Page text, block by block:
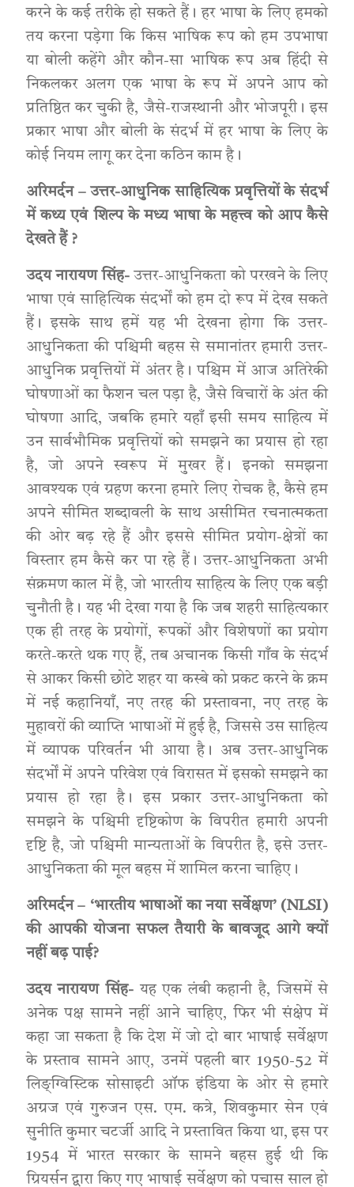
करने के कई तरीके हो सकते हैं। हर भाषा के लिए हमको
तय करना पड़ेगा कि किस भाषिक रूप को हम उपभाषा
या बोली कहेंगे और कौन-सा भाषिक रूप अब हिंदी से
निकलकर अलग एक भाषा के रूप में अपने आप को
प्रतिष्ठित कर चुकी है, जैसे-राजस्थानी और भोजपूरी। इस
प्रकार भाषा और बोली के संदर्भ में हर भाषा के लिए के
कोई नियम लागू कर देना कठिन काम है।
अरिमर्दन – उत्तर-आधुनिक साहित्यिक प्रवृत्तियों के संदर्भ
में कथ्य एवं शिल्प के मध्य भाषा के महत्त्व को आप कैसे
देखते हैं ?
उदय नारायण सिंह- उत्तर-आधुनिकता को परखने के लिए
भाषा एवं साहित्यिक संदर्भों को हम दो रूप में देख सकते
हैं। इसके साथ हमें यह भी देखना होगा कि उत्तर-
आधुनिकता की पश्चिमी बहस से समानांतर हमारी उत्तर-
आधुनिक प्रवृत्तियों में अंतर है। पश्चिम में आज अतिरेकी
घोषणाओं का फैशन चल पड़ा है, जैसे विचारों के अंत की
घोषणा आदि, जबकि हमारे यहाँ इसी समय साहित्य में
उन सार्वभौमिक प्रवृत्तियों को समझने का प्रयास हो रहा
है, जो अपने स्वरूप में मुखर हैं। इनको समझना
आवश्यक एवं ग्रहण करना हमारे लिए रोचक है, कैसे हम
अपने सीमित शब्दावली के साथ असीमित रचनात्मकता
की ओर बढ़ रहे हैं और इससे सीमित प्रयोग-क्षेत्रों का
विस्तार हम कैसे कर पा रहे हैं। उत्तर-आधुनिकता अभी
संक्रमण काल में है, जो भारतीय साहित्य के लिए एक बड़ी
चुनौती है। यह भी देखा गया है कि जब शहरी साहित्यकार
एक ही तरह के प्रयोगों, रूपकों और विशेषणों का प्रयोग
करते-करते थक गए हैं, तब अचानक किसी गाँव के संदर्भ
से आकर किसी छोटे शहर या कस्बे को प्रकट करने के क्रम
में नई कहानियाँ, नए तरह की प्रस्तावना, नए तरह के
मुहावरों की व्याप्ति भाषाओं में हुई है, जिससे उस साहित्य
में व्यापक परिवर्तन भी आया है। अब उत्तर-आधुनिक
संदर्भों में अपने परिवेश एवं विरासत में इसको समझने का
प्रयास हो रहा है। इस प्रकार उत्तर-आधुनिकता को
समझने के पश्चिमी दृष्टिकोण के विपरीत हमारी अपनी
दृष्टि है, जो पश्चिमी मान्यताओं के विपरीत है, इसे उत्तर-
आधुनिकता की मूल बहस में शामिल करना चाहिए।
अरिमर्दन – ‘भारतीय भाषाओं का नया सर्वेक्षण’ (NLSI)
की आपकी योजना सफल तैयारी के बावजूद आगे क्यों
नहीं बढ़ पाई?
उदय नारायण सिंह- यह एक लंबी कहानी है, जिसमें से
अनेक पक्ष सामने नहीं आने चाहिए, फिर भी संक्षेप में
कहा जा सकता है कि देश में जो दो बार भाषाई सर्वेक्षण
के प्रस्ताव सामने आए, उनमें पहली बार 1950-52 में
लिङ्ग्विस्टिक सोसाइटी ऑफ इंडिया के ओर से हमारे
अग्रज एवं गुरुजन एस. एम. कत्रे, शिवकुमार सेन एवं
सुनीति कुमार चटर्जी आदि ने प्रस्तावित किया था, इस पर
1954 में भारत सरकार के सामने बहस हुई थी कि
ग्रियर्सन द्वारा किए गए भाषाई सर्वेक्षण को पचास साल हो